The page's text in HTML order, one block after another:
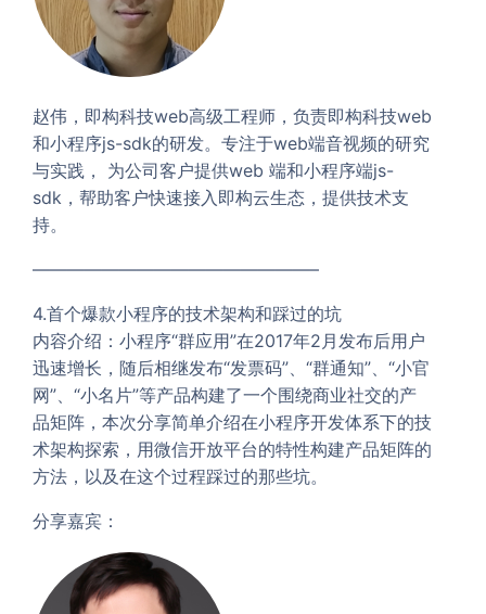
赵伟，即构科技web高级工程师，负责即构科技web
和小程序js-sdk的研发。专注于web端音视频的研究
与实践， 为公司客户提供web 端和小程序端js-
sdk，帮助客户快速接入即构云生态，提供技术支
持。
————————————————–
4.首个爆款小程序的技术架构和踩过的坑
内容介绍：小程序“群应用”在2017年2月发布后用户
迅速增长，随后相继发布“发票码”、“群通知”、“小官
网”、“小名片”等产品构建了一个围绕商业社交的产
品矩阵，本次分享简单介绍在小程序开发体系下的技
术架构探索，用微信开放平台的特性构建产品矩阵的
方法，以及在这个过程踩过的那些坑。
分享嘉宾：